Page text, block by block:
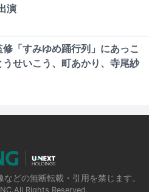
演
修「すみゆめ踊行列」にあっこ
うせいこう、町あかり、寺尾紗
どの無断転載・引用を禁じます。
Rights Reserved.